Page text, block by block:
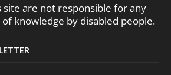
are not responsible for any
knowledge by disabled people.